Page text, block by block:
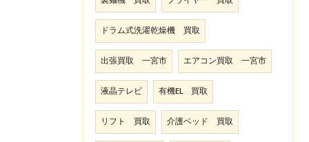
ドラム式洗濯乾燥機 買取
出張買取 一宮市 エアコン買取 一宮市
液晶テレビ 有機EL 買取
リフト 買取 介護ベッド 買取